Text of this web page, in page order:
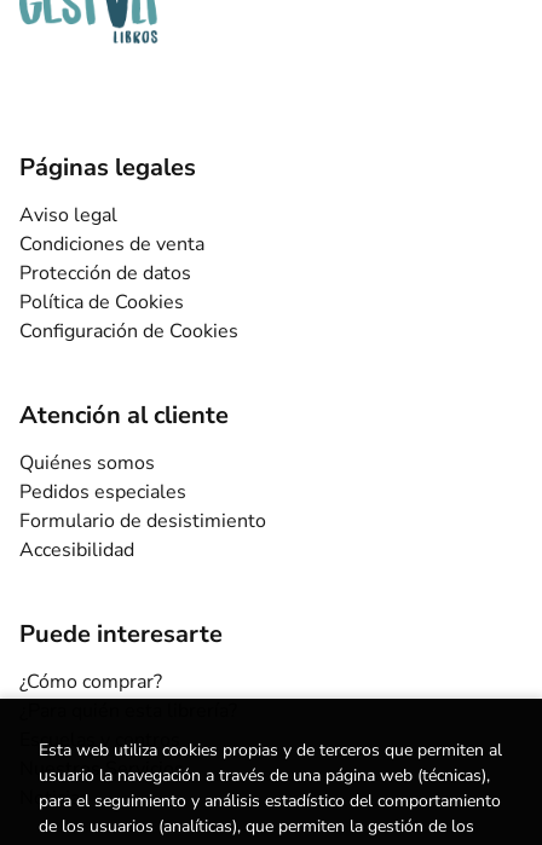
Páginas legales
Aviso legal
Condiciones de venta
Protección de datos
Política de Cookies
Configuración de Cookies
Atención al cliente
Quiénes somos
Pedidos especiales
Formulario de desistimiento
Accesibilidad
Puede interesarte
¿Cómo comprar?
Escuelas y centros
Nuestros Servicios
Noticias
Esta web utiliza cookies propias y de terceros que permiten al
usuario la navegación a través de una página web (técnicas),
para el seguimiento y análisis estadístico del comportamiento
de los usuarios (analíticas), que permiten la gestión de los